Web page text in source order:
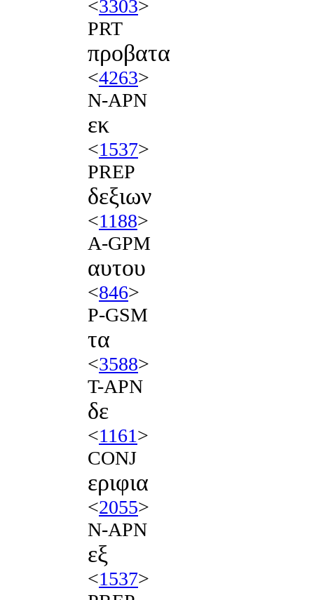
<3303>
PRT
προβατα
<4263>
N-APN
εκ
<1537>
PREP
δεξιων
<1188>
A-GPM
αυτου
<846>
P-GSM
τα
<3588>
T-APN
δε
<1161>
CONJ
εριφια
<2055>
N-APN
εξ
<1537>